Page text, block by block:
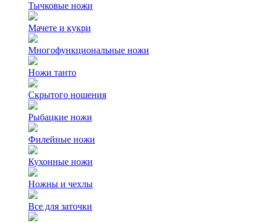
Тычковые ножи
Мачете и кукри
Многофункциональные ножи
Ножи танто
Скрытого ношения
Рыбацкие ножи
Филейные ножи
Кухонные ножи
Ножны и чехлы
Все для заточки